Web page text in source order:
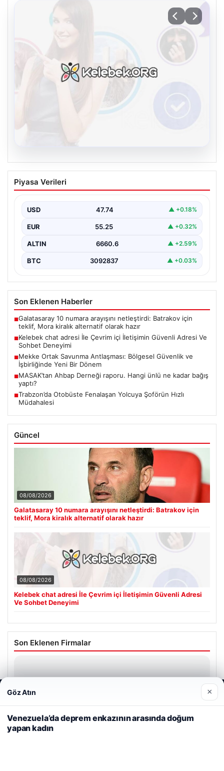
Kelebek chat adresi İle Çevrim içi
İletişimin Güvenli Adresi Ve Sohbet
Sanal çağında bireylerin kaliteli bir tarzda irtibat kurması
Piyasa Verileri
USD 47.74 ▲ +0.18%
EUR 55.25 ▲ +0.32%
ALTIN 6660.6 ▲ +2.59%
BTC 3092837 ▲ +0.03%
Son Eklenen Haberler
■Galatasaray 10 numara arayışını netleştirdi: Batrakov için
teklif, Mora kiralık alternatif olarak hazır
■Kelebek chat adresi İle Çevrim içi İletişimin Güvenli Adresi Ve
Sohbet Deneyimi
■Mekke Ortak Savunma Antlaşması: Bölgesel Güvenlik ve
İşbirliğinde Yeni Bir Dönem
■MASAK’tan Ahbap Derneği raporu. Hangi ünlü ne kadar bağış
yaptı?
■Trabzon’da Otobüste Fenalaşan Yolcuya Şoförün Hızlı
Müdahalesi
Güncel
08/08/2026
Galatasaray 10 numara arayışını netleştirdi: Batrakov için
teklif, Mora kiralık alternatif olarak hazır
08/08/2026
Kelebek chat adresi İle Çevrim içi İletişimin Güvenli Adresi
Ve Sohbet Deneyimi
Son Eklenen Firmalar
Web sitemizi nasıl kullandığınızı daha iyi anlayabilmek,
deneyiminizi kişiselleştirmek ve geliştirmek amacıyla çerezler
kullanıyoruz. Çerez Politikamız
Reddet
Göz Atın ×
Venezuela’da deprem enkazının arasında doğum
yapan kadın